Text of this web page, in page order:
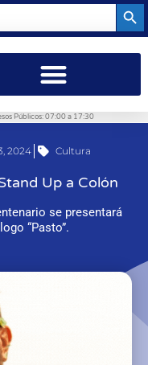
Públicos: 07:00 a 17:30
2024 Cultura
Up a Colón
se presentará
“Pasto”.